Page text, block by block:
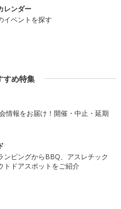
レンダー
イベントを探す
すめ特集
情報をお届け！開催・中止・延期
ンピングからBBQ、アスレチック
トドアスポットをご紹介